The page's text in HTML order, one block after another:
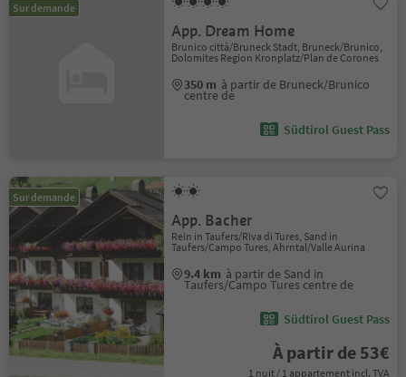
Sur demande
App. Dream Home
Brunico città/Bruneck Stadt, Bruneck/Brunico,
Dolomites Region Kronplatz/Plan de Corones
350 m à partir de Bruneck/Brunico
centre de
Südtirol Guest Pass
Sur demande
App. Bacher
Rein in Taufers/Riva di Tures, Sand in
Taufers/Campo Tures, Ahrntal/Valle Aurina
9.4 km à partir de Sand in
Taufers/Campo Tures centre de
Südtirol Guest Pass
À partir de 53€
1 nuit / 1 appartement incl. TVA